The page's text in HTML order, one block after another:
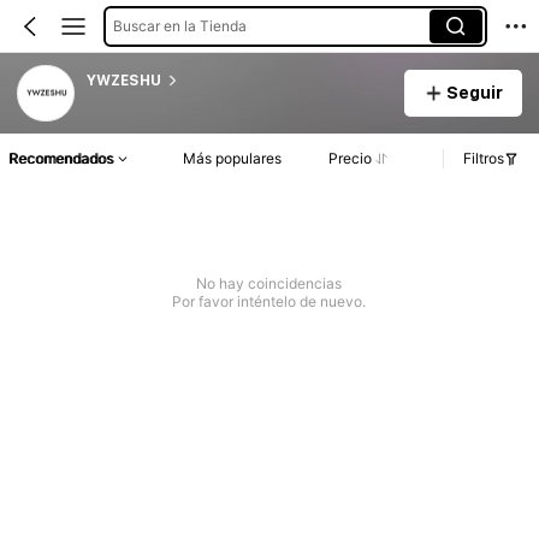
Buscar en la Tienda
YWZESHU
Seguir
Recomendados Más populares Precio Filtros
No hay coincidencias
Por favor inténtelo de nuevo.